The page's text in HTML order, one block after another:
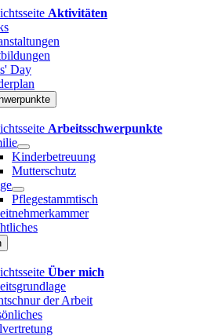
Aktivitäten
Day
Arbeitsschwerpunkte
Kinderbetreuung
Mutterschutz
Pflegestammtisch
Über mich
der Arbeit